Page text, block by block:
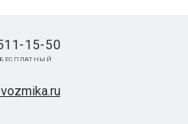
15-50